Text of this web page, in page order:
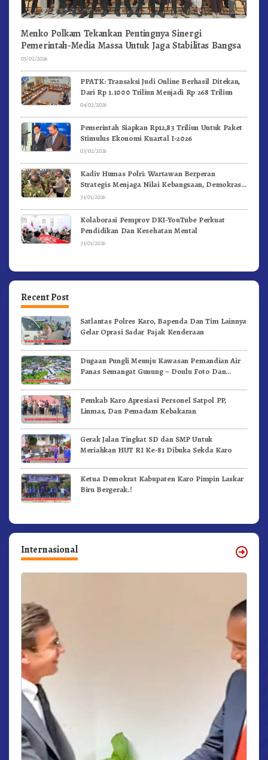
Menko Polkam Tekankan Pentingnya Sinergi
Pemerintah-Media Massa Untuk Jaga Stabilitas Bangsa
05/02/2026
PPATK: Transaksi Judi Online Berhasil Ditekan,
Dari Rp 1.1000 Triliun Menjadi Rp 268 Triliun
04/02/2026
Pemerintah Siapkan Rp12,83 Triliun Untuk Paket
Stimulus Ekonomi Kuartal I-2026
03/02/2026
Kadiv Humas Polri: Wartawan Berperan
Strategis Menjaga Nilai Kebangsaan, Demokrasi,
dan NKRI
31/01/2026
Kolaborasi Pemprov DKI-YouTube Perkuat
Pendidikan Dan Kesehatan Mental
31/01/2026
Recent Post
Satlantas Polres Karo, Bapenda Dan Tim Lainnya
Gelar Oprasi Sadar Pajak Kenderaan
Dugaan Pungli Menuju Kawasan Pemandian Air
Panas Semangat Gunung – Doulu Foto Dan
Pemkab Karo Apresiasi Personel Satpol PP,
Linmas, Dan Pemadam Kebakaran
Gerak Jalan Tingkat SD dan SMP Untuk
Meriahkan HUT RI Ke-81 Dibuka Sekda Karo
Ketua Demokrat Kabupaten Karo Pimpin Laskar
Biru Bergerak.!
Internasional